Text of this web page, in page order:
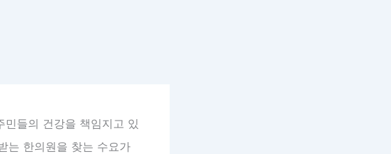
들의 건강을 책임지고 있
는 한의원을 찾는 수요가